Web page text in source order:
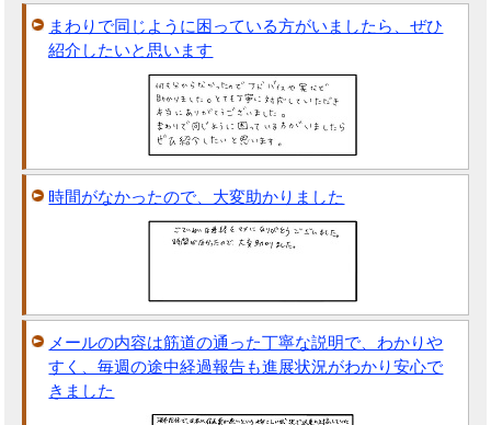
まわりで同じように困っている方がいましたら、ぜひ
紹介したいと思います
時間がなかったので、大変助かりました
メールの内容は筋道の通った丁寧な説明で、わかりや
すく、毎週の途中経過報告も進展状況がわかり安心で
きました